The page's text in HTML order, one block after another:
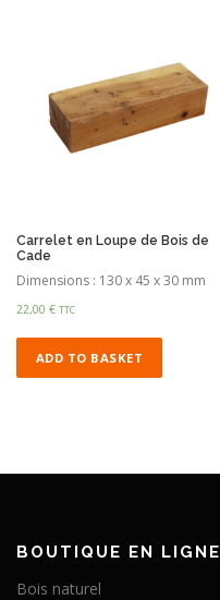
Carrelet en Loupe de Bois de
Cade
Dimensions : 130 x 45 x 30 mm
22,00 € TTC
ADD TO BASKET
BOUTIQUE EN LIGNE
Bois naturel